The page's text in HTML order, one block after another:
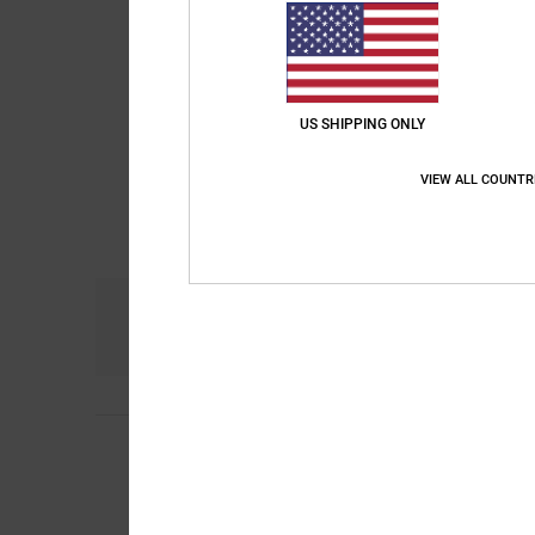
US SHIPPING ONLY
VIEW ALL